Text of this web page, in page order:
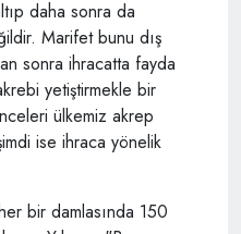
daha sonra da
Marifet bunu dış
sonra ihracatta fayda
yetiştirmekle bir
ülkemiz akrep
ise ihraca yönelik
bir damlasında 150